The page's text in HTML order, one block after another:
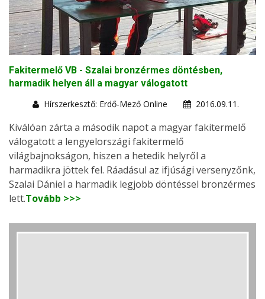
Fakitermelő VB - Szalai bronzérmes döntésben,
harmadik helyen áll a magyar válogatott
Hírszerkesztő: Erdő-Mező Online
2016.09.11.
Kiválóan zárta a második napot a magyar fakitermelő
válogatott a lengyelországi fakitermelő
világbajnokságon, hiszen a hetedik helyről a
harmadikra jöttek fel. Ráadásul az ifjúsági versenyzőnk,
Szalai Dániel a harmadik legjobb döntéssel bronzérmes
lett.Tovább >>>